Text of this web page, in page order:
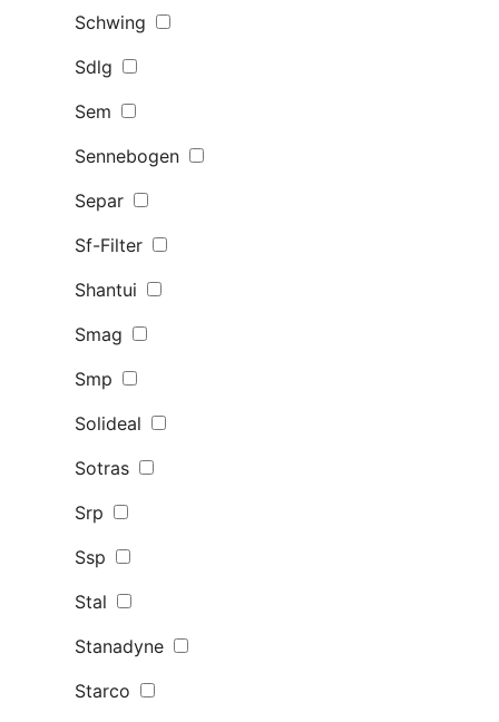
Schwing
Sdlg
Sem
Sennebogen
Separ
Sf-Filter
Shantui
Smag
Smp
Solideal
Sotras
Srp
Ssp
Stal
Stanadyne
Starco